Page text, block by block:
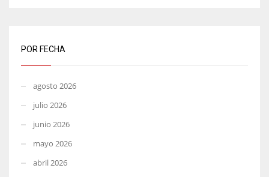
POR FECHA
agosto 2026
julio 2026
junio 2026
mayo 2026
abril 2026